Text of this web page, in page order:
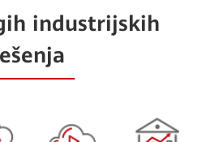
industrijskih